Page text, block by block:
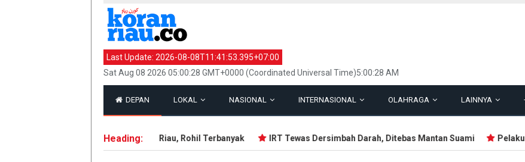
Last Update: 2026-08-08T11:41:53.395+07:00
Sat Aug 08 2026 05:00:28 GMT+0000 (Coordinated Universal Time)5:00:28 AM
DEPAN LOKAL NASIONAL INTERNASIONAL OLAHRAGA LAINNYA
Heading:
143 Hotspot Terdeteksi di Riau, Rohil Terbanyak IRT Tewas Dersimbah Darah, Ditebas Mantan Suami Pelaku